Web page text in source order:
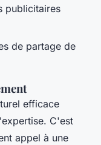
publicitaires
de partage de
efficace
C'est
appel à une